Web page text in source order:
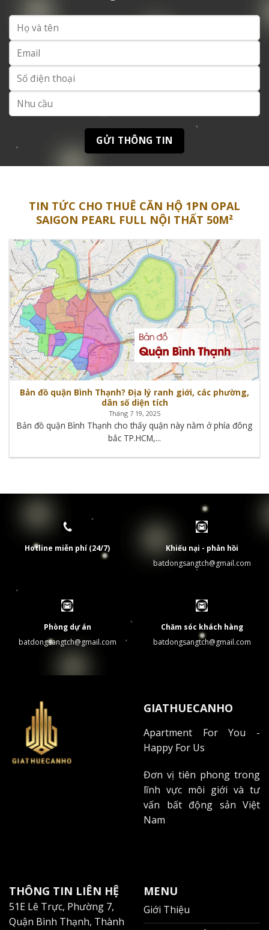
TIN TỨC CHO THUÊ CĂN HỘ 1PN OPAL
SAIGON PEARL FULL NỘI THẤT 50M²
Bản đồ quận Bình Thạnh? Địa lý ranh giới, các phường,
dân số diện tích
Tháng 7 19, 2025
Bản đồ quận Bình Thạnh cho thấy quận này nằm ở phía đông
bắc TP.HCM,...
Hotline miễn phí (24/7)
Khiếu nại - phản hồi
batdongsangtch@gmail.com
Phòng dự án
batdongsangtch@gmail.com
Chăm sóc khách hàng
batdongsangtch@gmail.com
GIATHUECANHO
Apartment For You -
Happy For Us
Đơn vị tiên phong trong
lĩnh vực môi giới và tư
vấn bất động sản Việt
Nam
THÔNG TIN LIÊN HỆ
51E Lê Trực, Phường 7,
Quận Bình Thạnh, Thành
MENU
Giới Thiệu